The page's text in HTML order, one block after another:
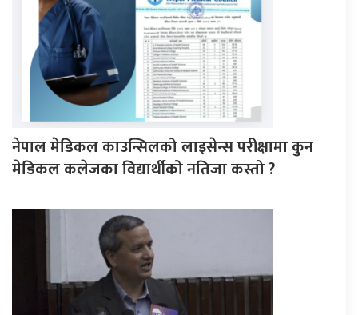
नेपाल मेडिकल काउन्सिलको लाइसेन्स परीक्षामा कुन
मेडिकल कलेजका विद्यार्थीको नतिजा कस्तो ?